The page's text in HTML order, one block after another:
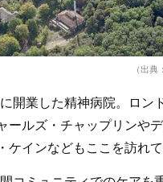
（出
開業した精神病院。ロン
ールズ・チャップリンや
ケインなどもここを訪れて